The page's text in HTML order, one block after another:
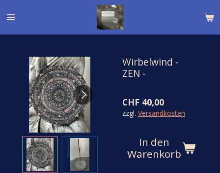
Hauptinhalt
springen
Wirbelwind -
ZEN -
CHF 40,00
zzgl. Versandkosten
In den
Warenkorb